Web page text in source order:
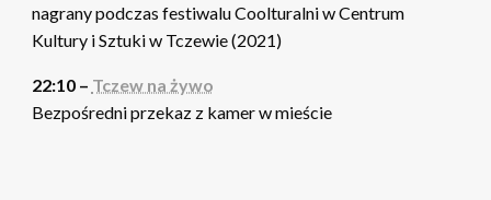
nagrany podczas festiwalu Coolturalni w Centrum
Kultury i Sztuki w Tczewie (2021)
22:10 – Tczew na żywo
Bezpośredni przekaz z kamer w mieście